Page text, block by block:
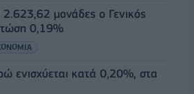
2.623,62 μονάδες ο Γενικός
0,19%
ενισχύεται κατά 0,20%, στα